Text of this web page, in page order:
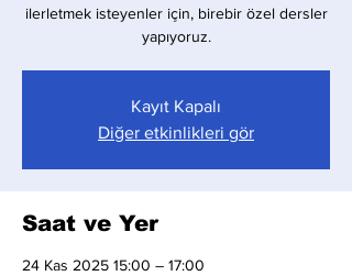
ilerletmek isteyenler için, birebir özel dersler
yapıyoruz.
Kayıt Kapalı
Diğer etkinlikleri gör
Saat ve Yer
24 Kas 2025 15:00 – 17:00